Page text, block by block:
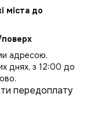
міста до
адресою.
днях, з 12:00 до
передоплату